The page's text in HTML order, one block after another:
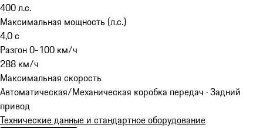
400л.с.
Максимальная мощность (л.с.)
4,0с
Разгон 0-100 км/ч
288 км/ч
Максимальная скорость
Автоматическая/Механическая коробка передач · Задний
привод
Технические данные и стандартное оборудование